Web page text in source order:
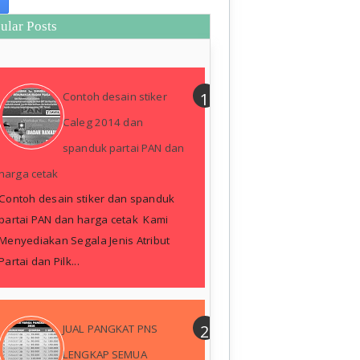
Posts
Contoh desain stiker
Caleg 2014 dan
spanduk partai PAN dan
cetak
desain stiker dan spanduk
PAN dan harga cetak Kami
Segala Jenis Atribut
dan Pilk...
JUAL PANGKAT PNS
LENGKAP SEMUA